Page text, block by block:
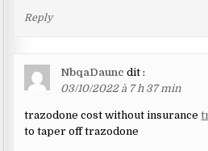
Reply
NbqaDaunc dit :
03/10/2022 à 7 h 37 min
trazodone cost without insurance
to taper off trazodone